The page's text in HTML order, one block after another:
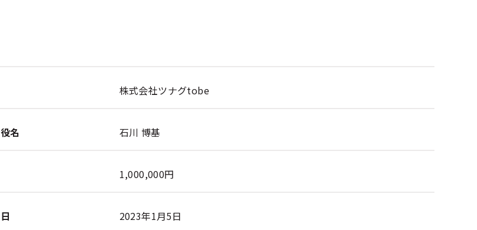
株式会社ツナグtobe
名 石川 博基
1,000,000円
2023年1月5日